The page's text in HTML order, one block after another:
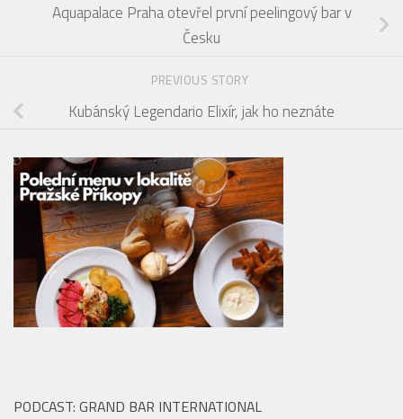
Aquapalace Praha otevřel první peelingový bar v
Česku
PREVIOUS STORY
Kubánský Legendario Elixír, jak ho neznáte
PODCAST: GRAND BAR INTERNATIONAL